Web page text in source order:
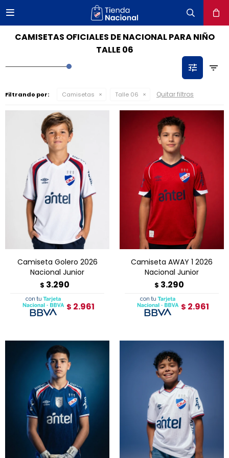

CAMISETAS OFICIALES DE NACIONAL PARA NIÑO
TALLE 06
Filtrando por: Camisetas Talle 06 Quitar filtros
Camiseta Golero 2026
Nacional Junior
$ 3.290
$ 2.961
Camiseta AWAY 1 2026
Nacional Junior
$ 3.290
$ 2.961
close